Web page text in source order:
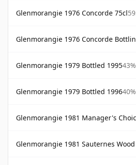
Glenmorangie 1976 Concorde 75cl
Glenmorangie 1976 Concorde
Glenmorangie 1979 Bottled 199543%
Glenmorangie 1979 Bottled 199640%
Glenmorangie 1981 Manager's
Glenmorangie 1981 Sauternes